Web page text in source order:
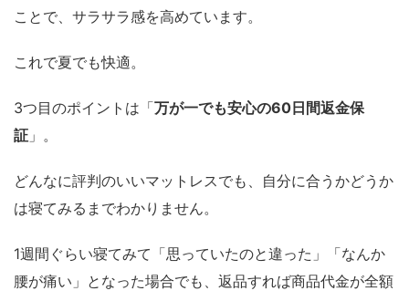
ことで、サラサラ感を高めています。
これで夏でも快適。
3つ目のポイントは「万が一でも安心の60日間返金保
証 」。
どんなに評判のいいマットレスでも、自分に合うかどうか
は寝てみるまでわかりません。
1週間ぐらい寝てみて「思っていたのと違った」「なんか
腰が痛い」となった場合でも、返品すれば商品代金が全額